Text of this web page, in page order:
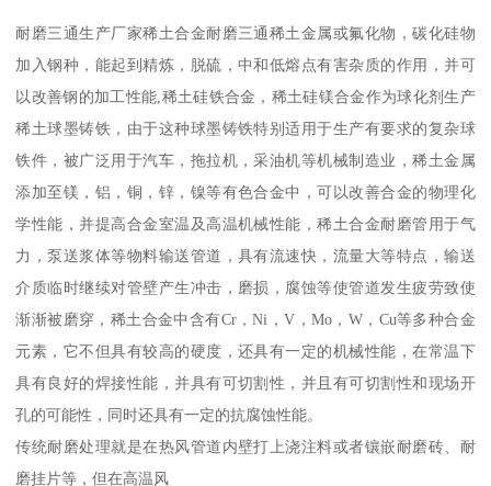
耐磨三通生产厂家稀土合金耐磨三通稀土金属或氟化物，碳化硅物
加入钢种，能起到精炼，脱硫，中和低熔点有害杂质的作用，并可
以改善钢的加工性能,稀土硅铁合金，稀土硅镁合金作为球化剂生产
稀土球墨铸铁，由于这种球墨铸铁特别适用于生产有要求的复杂球
铁件，被广泛用于汽车，拖拉机，采油机等机械制造业，稀土金属
添加至镁，铝，铜，锌，镍等有色合金中，可以改善合金的物理化
学性能，并提高合金室温及高温机械性能，稀土合金耐磨管用于气
力，泵送浆体等物料输送管道，具有流速快，流量大等特点，输送
介质临时继续对管壁产生冲击，磨损，腐蚀等使管道发生疲劳致使
渐渐被磨穿，稀土合金中含有Cr，Ni，V，Mo，W，Cu等多种合金
元素，它不但具有较高的硬度，还具有一定的机械性能，在常温下
具有良好的焊接性能，并具有可切割性，并且有可切割性和现场开
孔的可能性，同时还具有一定的抗腐蚀性能。
传统耐磨处理就是在热风管道内壁打上浇注料或者镶嵌耐磨砖、耐
磨挂片等，但在高温风